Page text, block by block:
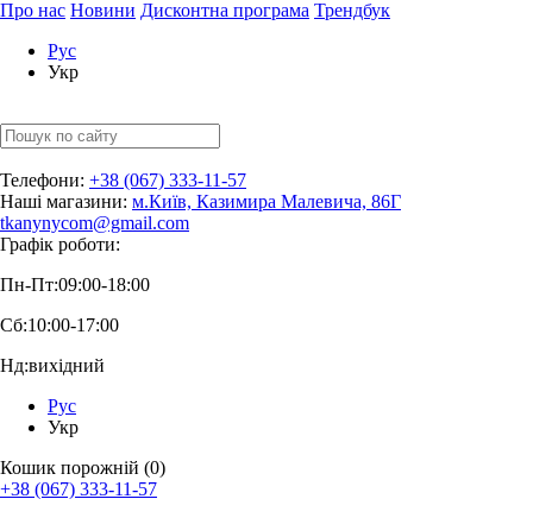
Про нас Новини Дисконтна програма Трендбук
Рус
Укр
Телефони: +38 (067) 333-11-57
Наші магазини: м.Київ, Казимира Малевича, 86Г
tkanynycom@gmail.com
Графік роботи:
Пн-Пт:09:00-18:00
Сб:10:00-17:00
Нд:вихідний
Рус
Укр
Кошик порожній (0)
+38 (067) 333-11-57